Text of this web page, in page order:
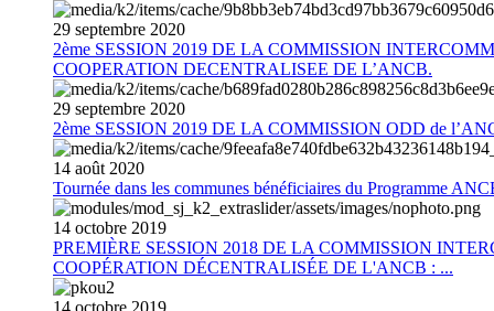
29 septembre 2020
2ème SESSION 2019 DE LA COMMISSION
COOPERATION DECENTRALISEE DE L’ANCB.
29 septembre 2020
2ème SESSION 2019 DE LA COMMISSION ODD de
14 août 2020
Tournée dans les communes bénéficiaires du Programme
14 octobre 2019
PREMIÈRE SESSION 2018 DE LA COMMISSION
COOPÉRATION DÉCENTRALISÉE DE L'ANCB : ...
14 octobre 2019